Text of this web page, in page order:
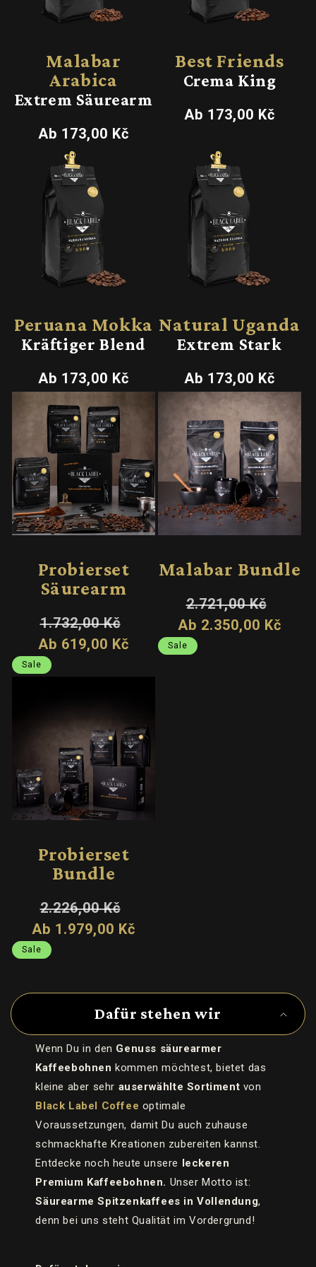
Malabar
Arabica
Extrem Säurearm
Normaler
Ab 173,00 Kč
Best Friends
Crema King
Normaler
Ab 173,00 Kč
Peruana Mokka
Kräftiger Blend
Normaler
Preis
Ab 173,00 Kč
Natural Uganda
Extrem Stark
Normaler
Preis
Ab 173,00 Kč
Probierset
Säurearm
Normaler
Preis
1.732,00 Kč Verkaufspreis
Ab 619,00 Kč
Sale
Malabar Bundle
Normaler
Preis
2.721,00 Kč
Ab 2.350,00 Kč
Sale
Probierset
Bundle
Normaler
Preis
2.226,00 Kč
Ab 1.979,00 Kč
Sale
i
n
Dafür stehen wir
Wenn Du in den Genuss säurearmer
Kaffeebohnenkommen möchtest, bietet das
kleine aber sehr auserwählte Sortiment von
Black Label Coffee optimale
Voraussetzungen, damit Du auch zuhause
schmackhafte Kreationen zubereiten kannst.
Entdecke noch heute unsere leckeren
Premium Kaffeebohnen. Unser Motto ist:
Säurearme Spitzenkaffees in Vollendung,
denn bei uns steht Qualität im Vordergrund!